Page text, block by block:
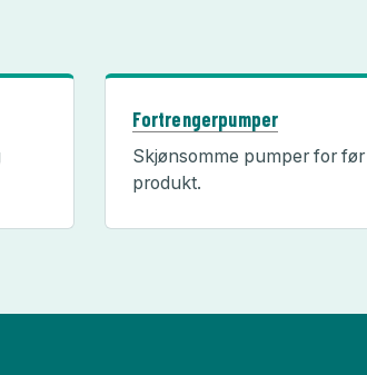
Fortrengerpumper
Skjønsomme pumper for før
produkt.